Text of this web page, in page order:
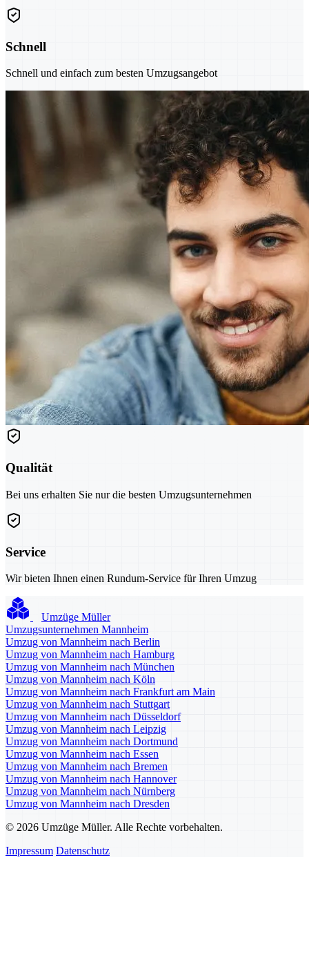
Schnell
Schnell und einfach zum besten Umzugsangebot
Qualität
Bei uns erhalten Sie nur die besten Umzugsunternehmen
Service
Wir bieten Ihnen einen Rundum-Service für Ihren Umzug
Umzüge Müller
Umzugsunternehmen Mannheim
Umzug von Mannheim nach Berlin
Umzug von Mannheim nach Hamburg
Umzug von Mannheim nach München
Umzug von Mannheim nach Köln
Umzug von Mannheim nach Frankfurt am Main
Umzug von Mannheim nach Stuttgart
Umzug von Mannheim nach Düsseldorf
Umzug von Mannheim nach Leipzig
Umzug von Mannheim nach Dortmund
Umzug von Mannheim nach Essen
Umzug von Mannheim nach Bremen
Umzug von Mannheim nach Hannover
Umzug von Mannheim nach Nürnberg
Umzug von Mannheim nach Dresden
© 2026 Umzüge Müller. Alle Rechte vorbehalten.
Impressum Datenschutz